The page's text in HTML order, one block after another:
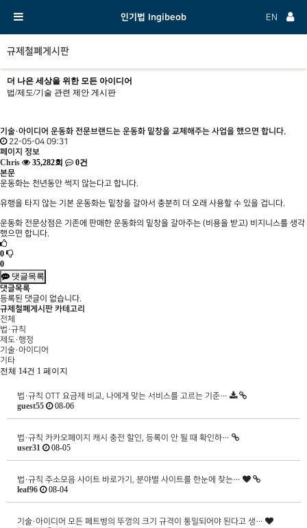
인기법 Ingibeob EN
규제철폐게시판
더 나은 세상을 위한 모든 아이디어
법/제도/기술 관련 제안 게시판
기술·아이디어 운동화 전문브랜드는 운동화 밑창을 교체해주는 사업을 했으면 합니다.
22-05-04 09:31
페이지 정보
Chris 35,282회 0건
본문
운동화는 천년동안 썩지 않는다고 합니다.
유행을 타지 않는 기본 운동화는 밑창을 갈아서 충분히 더 오래 사용할 수 있을 겁니다.
운동화 전문상점은 기존에 판매한 운동화의 밑창을 갈아주는 (비용을 받고) 비지니스를 생각
했으면 합니다.
0
0
댓글목록
댓글목록
등록된 댓글이 없습니다.
규제철폐게시판 카테고리
전체
법·규칙
제도·행정
기술·아이디어
기타
전체 14건 1 페이지
법·규칙 OTT 요금제 비교, 나에게 맞는 서비스를 고르는 기준…
guest55 08-06
법·규칙 카카오페이지 캐시 충전 할인, 등록이 안 될 때 확인하…
user31 08-05
법·규칙 주소모음 사이트 바로가기, 분야별 사이트를 한눈에 찾는…
leaf96 08-04
기술·아이디어 모든 페트병의 뚜껑의 크기 규격이 통일되어야 된다고 생…